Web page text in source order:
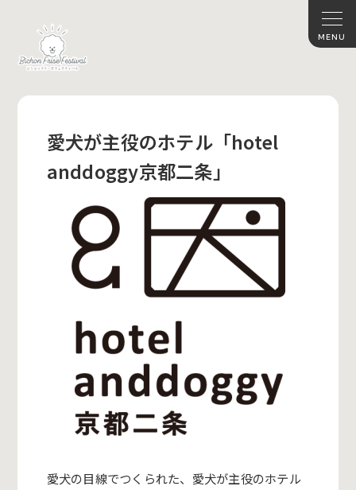
愛犬が主役のホテル「hotel
anddoggy京都二条」
愛犬の目線でつくられた、愛犬が主役のホテル